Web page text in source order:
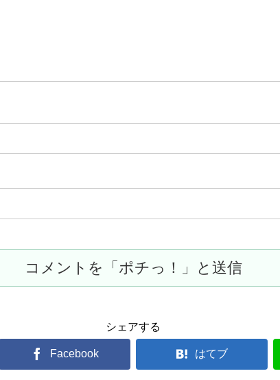
シェアする
Facebook はてブ